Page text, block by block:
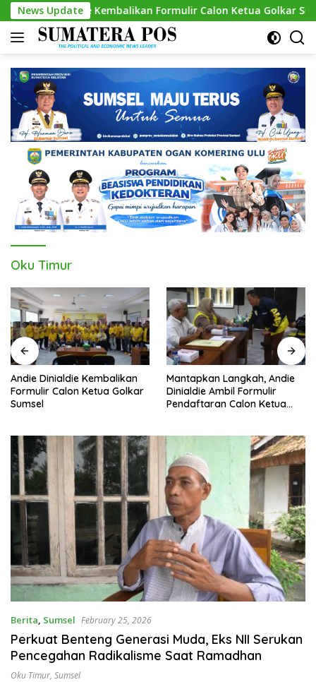
Skip
to
content
News Update
Kembalikan Formulir Calon Ketua Golkar Sumsel
Oku Timur
Andie Dinialdie Kembalikan
Formulir Calon Ketua Golkar
Sumsel
Mantapkan Langkah, Andie
Dinialdie Ambil Formulir
Pendaftaran Calon Ketua
Berita, Sumsel February 25, 2026
Perkuat Benteng Generasi Muda, Eks NII Serukan
Pencegahan Radikalisme Saat Ramadhan
Oku Timur, Sumsel